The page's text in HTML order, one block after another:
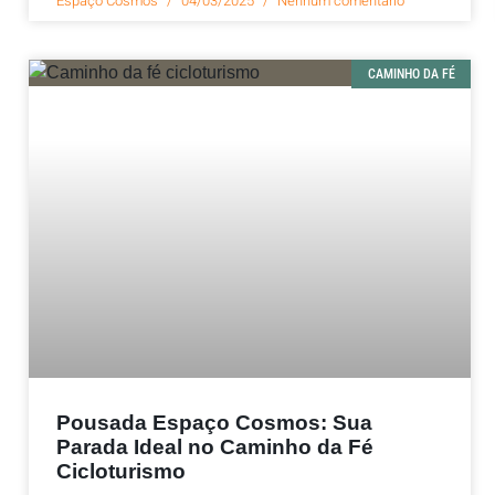
CAMINHO DA FÉ
Pousada Espaço Cosmos: Sua
Parada Ideal no Caminho da Fé
Cicloturismo